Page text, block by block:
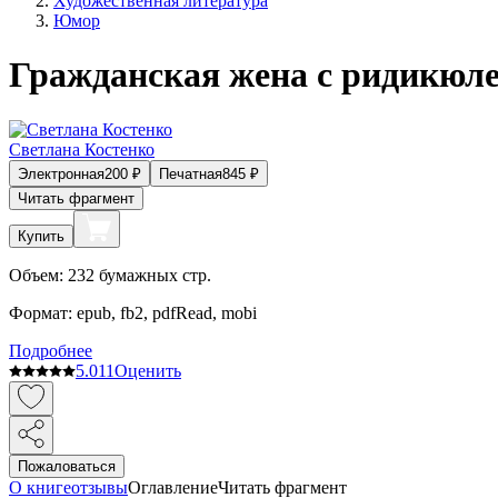
Юмор
Гражданская жена с
Светлана Костенко
Электронная200 ₽ Печатная845 ₽
Читать фрагмент
Купить
Объем: 232 бумажных стр.
Формат: epub, fb2, pdfRead, mobi
Подробнее
5.011Оценить
Пожаловаться
О книгеотзывыОглавлениеЧитать фрагмент